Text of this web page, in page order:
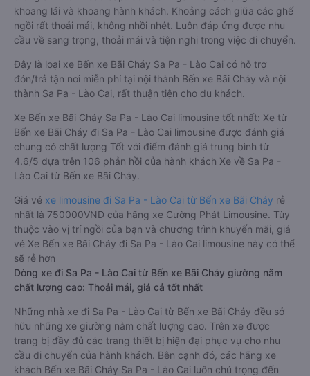
khoang lái và khoang hành khách. Khoảng cách giữa các ghế
ngồi rất thoải mái, không nhồi nhét. Luôn đáp ứng được nhu
cầu về sang trọng, thoải mái và tiện nghi trong việc di chuyển.
Đây là loại xe Bến xe Bãi Cháy Sa Pa - Lào Cai có hỗ trợ
đón/trả tận nơi miễn phí tại nội thành Bến xe Bãi Cháy và nội
thành Sa Pa - Lào Cai, rất thuận tiện cho du khách.
Xe Bến xe Bãi Cháy Sa Pa - Lào Cai limousine tốt nhất: Xe từ
Bến xe Bãi Cháy đi Sa Pa - Lào Cai limousine được đánh giá
chung có chất lượng Tốt với điểm đánh giá trung bình từ
4.6/5 dựa trên 106 phản hồi của hành khách Xe về Sa Pa -
Lào Cai từ Bến xe Bãi Cháy.
Giá vé xe limousine đi Sa Pa - Lào Cai từ Bến xe Bãi Cháy rẻ
nhất là 750000VND của hãng xe Cường Phát Limousine. Tùy
thuộc vào vị trí ngồi của bạn và chương trình khuyến mãi, giá
vé Xe Bến xe Bãi Cháy đi Sa Pa - Lào Cai limousine này có thể
sẽ rẻ hơn
Dòng xe đi Sa Pa - Lào Cai từ Bến xe Bãi Cháy giường nằm
chất lượng cao: Thoải mái, giá cả tốt nhất
Những nhà xe đi Sa Pa - Lào Cai từ Bến xe Bãi Cháy đều sở
hữu những xe giường nằm chất lượng cao. Trên xe được
trang bị đầy đủ các trang thiết bị hiện đại phục vụ cho nhu
cầu di chuyển của hành khách. Bên cạnh đó, các hãng xe
khách Bến xe Bãi Cháy Sa Pa - Lào Cai luôn chú trọng đến